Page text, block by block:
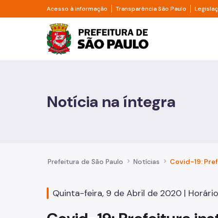
Pular para o Conteúdo principal
Acesso à informação Divisor de acesso à informação
Transparência São Paulo Divisor
Prefeitura de São
Casa e Moradia
Educação
Notícia na íntegra
Prefeitura de São Paulo Notícias
Quinta-feira, 9 de Abril de 2020 |